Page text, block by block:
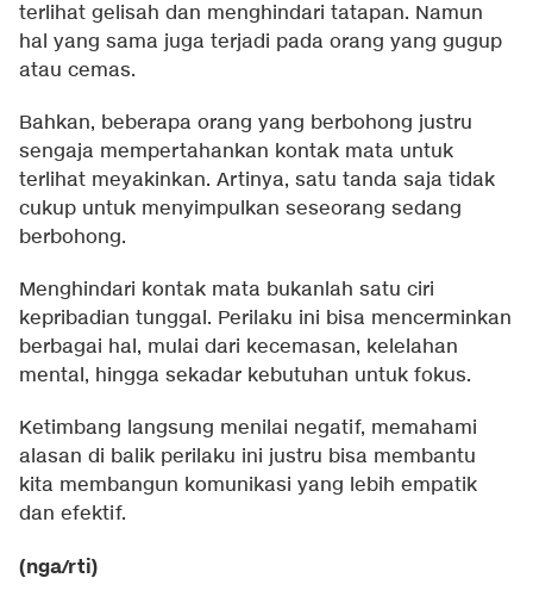
terlihat gelisah dan menghindari tatapan. Namun
hal yang sama juga terjadi pada orang yang gugup
atau cemas.
Bahkan, beberapa orang yang berbohong justru
sengaja mempertahankan kontak mata untuk
terlihat meyakinkan. Artinya, satu tanda saja tidak
cukup untuk menyimpulkan seseorang sedang
berbohong.
Menghindari kontak mata bukanlah satu ciri
kepribadian tunggal. Perilaku ini bisa mencerminkan
berbagai hal, mulai dari kecemasan, kelelahan
mental, hingga sekadar kebutuhan untuk fokus.
Ketimbang langsung menilai negatif, memahami
alasan di balik perilaku ini justru bisa membantu
kita membangun komunikasi yang lebih empatik
dan efektif.
(nga/rti)